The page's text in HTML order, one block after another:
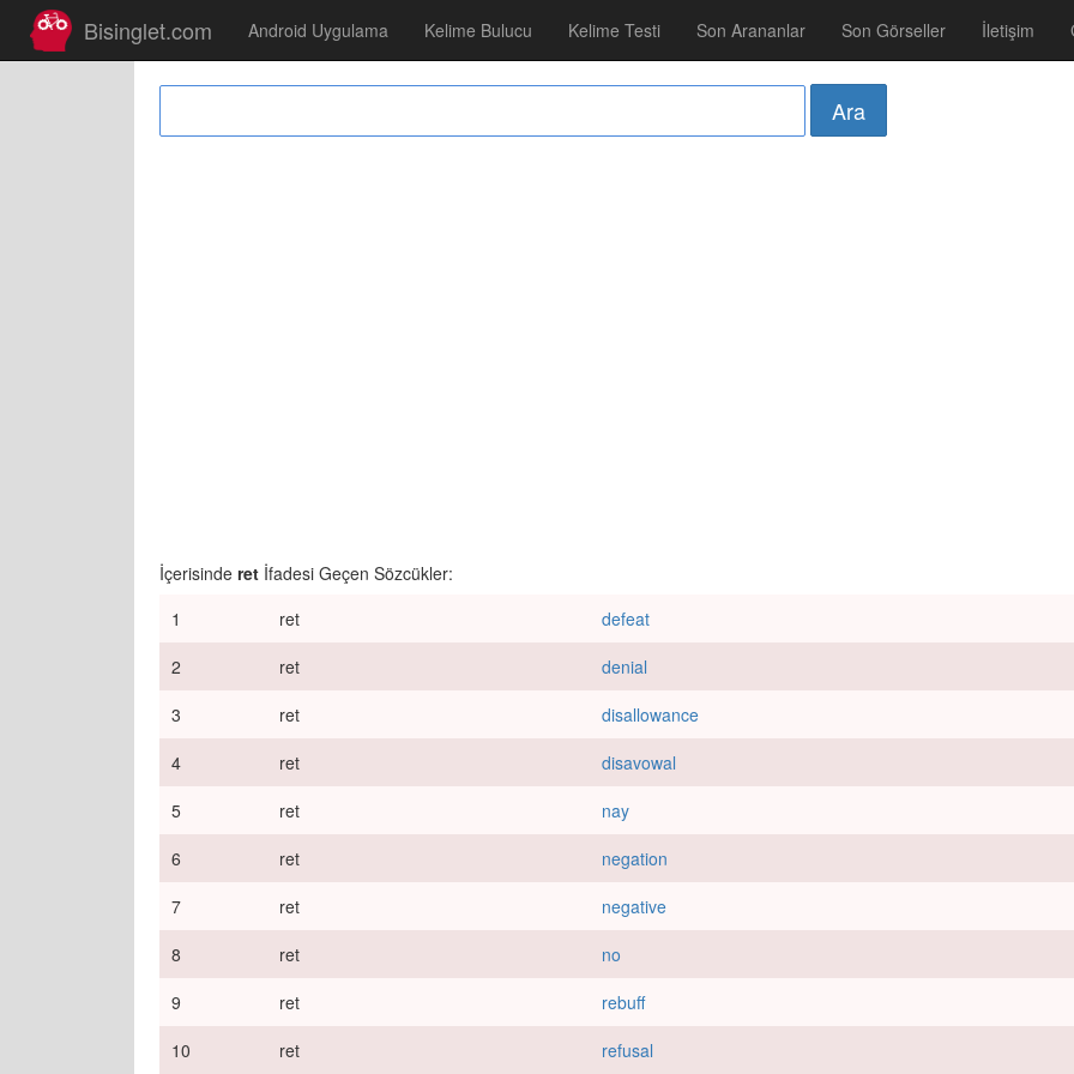
Bisinglet.com Android Uygulama Kelime Bulucu Kelime Testi Son Arananlar Son Görseller İletişim
İçerisinde ret İfadesi Geçen Sözcükler:
1
ret
defeat
2
ret
denial
3
ret
disallowance
4
ret
disavowal
5
ret
nay
6
ret
negation
7
ret
negative
8
ret
no
9
ret
rebuff
10
ret refusal